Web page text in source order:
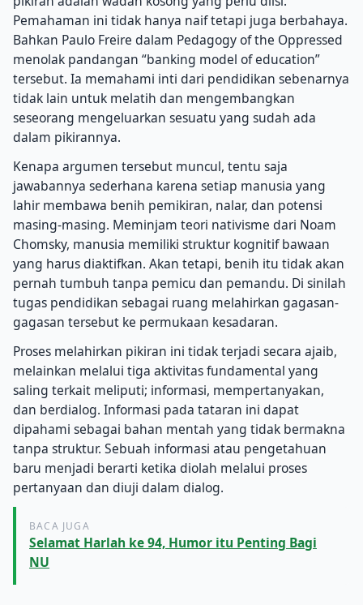
Pemahaman ini tidak hanya naif tetapi juga berbahaya.
Bahkan Paulo Freire dalam Pedagogy of the Oppressed
menolak pandangan “banking model of education”
tersebut. Ia memahami inti dari pendidikan sebenarnya
tidak lain untuk melatih dan mengembangkan
seseorang mengeluarkan sesuatu yang sudah ada
dalam pikirannya.
Kenapa argumen tersebut muncul, tentu saja
jawabannya sederhana karena setiap manusia yang
lahir membawa benih pemikiran, nalar, dan potensi
masing-masing. Meminjam teori nativisme dari Noam
Chomsky, manusia memiliki struktur kognitif bawaan
yang harus diaktifkan. Akan tetapi, benih itu tidak akan
pernah tumbuh tanpa pemicu dan pemandu. Di sinilah
tugas pendidikan sebagai ruang melahirkan gagasan-
gagasan tersebut ke permukaan kesadaran.
Proses melahirkan pikiran ini tidak terjadi secara ajaib,
melainkan melalui tiga aktivitas fundamental yang
saling terkait meliputi; informasi, mempertanyakan,
dan berdialog. Informasi pada tataran ini dapat
dipahami sebagai bahan mentah yang tidak bermakna
tanpa struktur. Sebuah informasi atau pengetahuan
baru menjadi berarti ketika diolah melalui proses
pertanyaan dan diuji dalam dialog.
BACA JUGA
Selamat Harlah ke 94, Humor itu Penting Bagi
NU